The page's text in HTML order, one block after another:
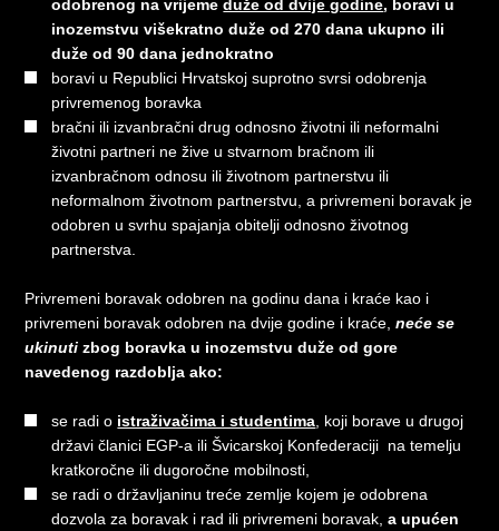
odobrenog na vrijemeduže od dvije godine, boravi u
inozemstvu višekratno duže od 270 dana ukupno ili
duže od 90 dana jednokratno
boravi u Republici Hrvatskoj suprotno svrsi odobrenja
privremenog boravka
bračni ili izvanbračni drug odnosno životni ili neformalni
životni partneri ne žive u stvarnom bračnom ili
izvanbračnom odnosu ili životnom partnerstvu ili
neformalnom životnom partnerstvu, a privremeni boravak je
odobren u svrhu spajanja obitelji odnosno životnog
partnerstva.
Privremeni boravak odobren na godinu dana i kraće kao i
privremeni boravak odobren na dvije godine i kraće,neće se
ukinuti zbog boravka u inozemstvu duže od gore
navedenog razdoblja ako:
se radi o istraživačima i studentima , koji borave u drugoj
državi članici EGP-a ili Švicarskoj Konfederaciji na temelju
kratkoročne ili dugoročne mobilnosti,
se radi o državljaninu treće zemlje kojem je odobrena
dozvola za boravak i rad ili privremeni boravak,a upućen